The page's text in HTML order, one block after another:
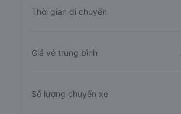
Thời gian di chuyển
Giá vé trung bình
Số lượng chuyến xe